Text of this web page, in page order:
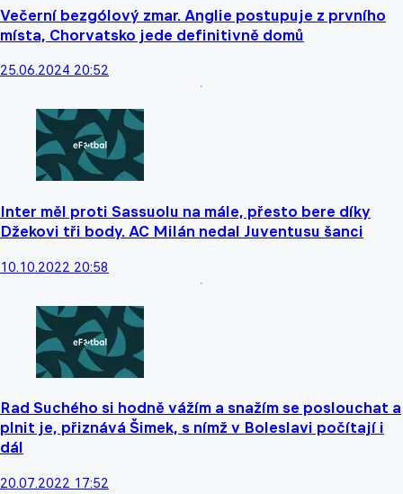
Večerní bezgólový zmar. Anglie postupuje z prvního
místa, Chorvatsko jede definitivně domů
25.06.2024 20:52
Inter měl proti Sassuolu na mále, přesto bere díky
Džekovi tři body. AC Milán nedal Juventusu šanci
10.10.2022 20:58
Rad Suchého si hodně vážím a snažím se poslouchat a
plnit je, přiznává Šimek, s nímž v Boleslavi počítají i
dál
20.07.2022 17:52